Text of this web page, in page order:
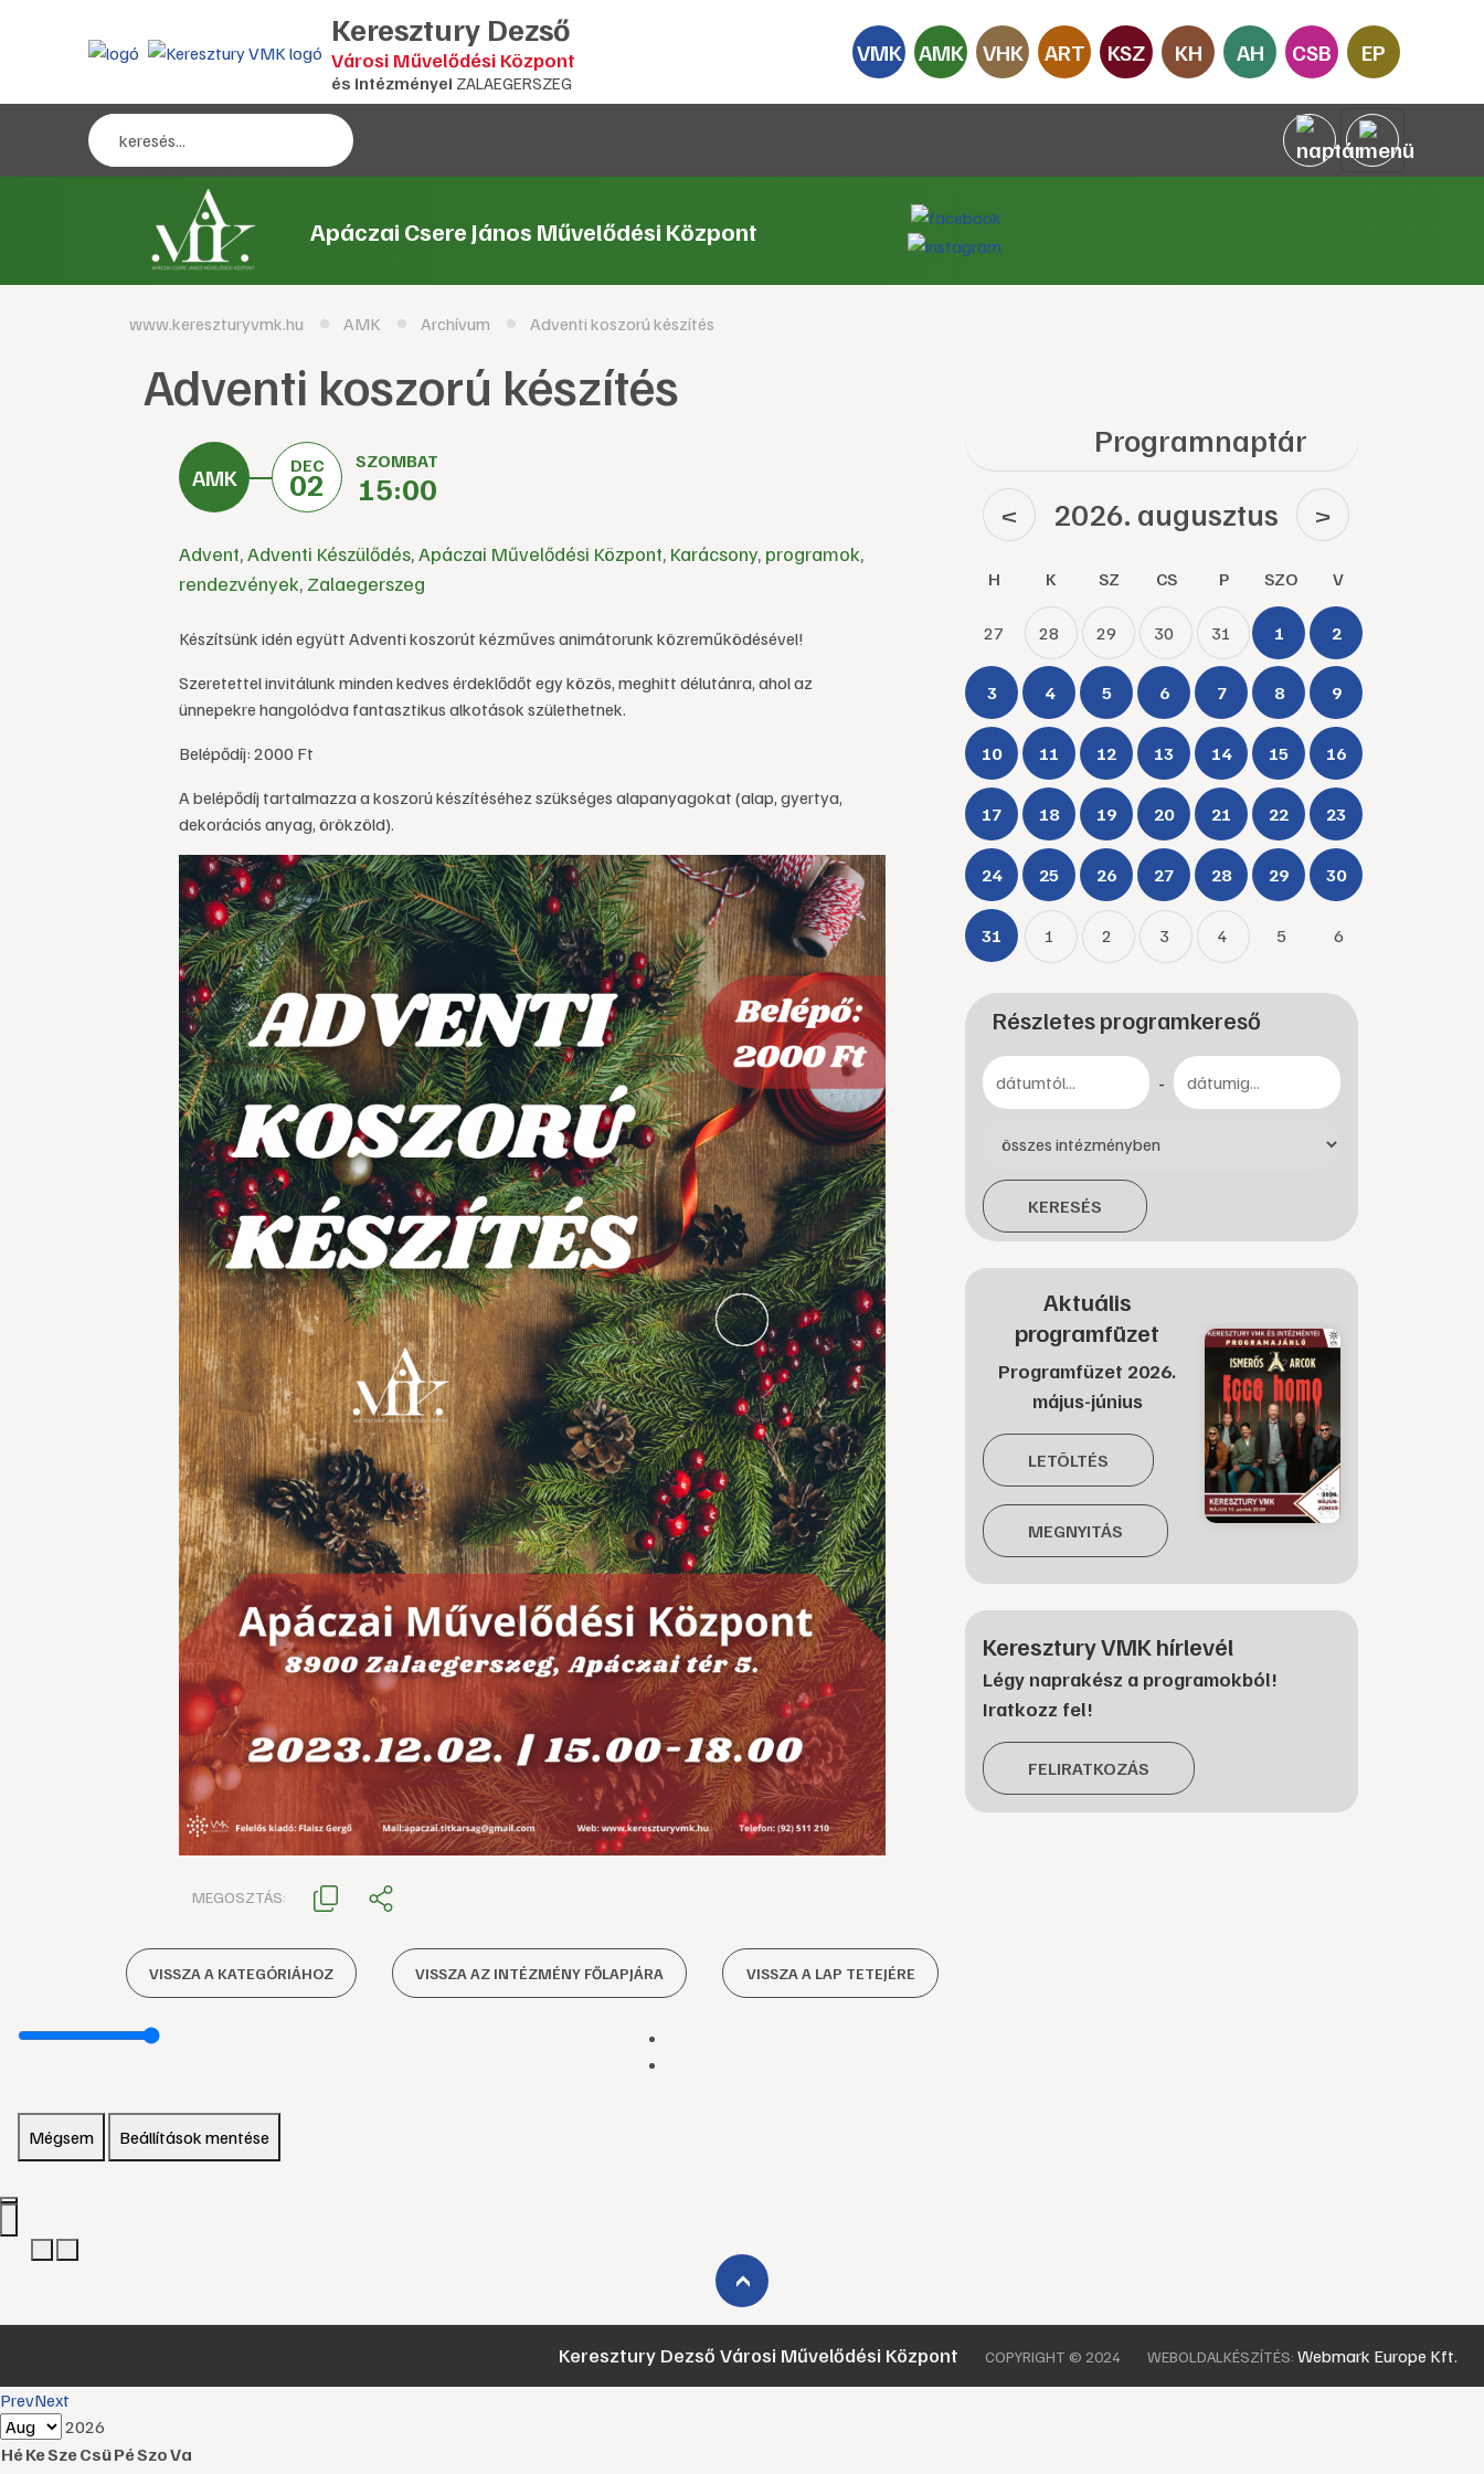
Keresztury Dezső
Városi Művelődési Központ
és intézményei ZALAEGERSZEG
VMK AMK VHK ART KSZ KH AH CSB EP
Apáczai Csere János Művelődési Központ
www.kereszturyvmk.hu AMK Archívum Adventi koszorú készítés
Adventi koszorú készítés
DEC
02
SZOMBAT
15:00
Advent,Adventi Készülődés,Apáczai Művelődési Központ, Karácsony, programok,
rendezvények, Zalaegerszeg
Készítsünk idén együtt Adventi koszorút kézműves animátorunk közreműködésével!
Szeretettel invitálunk minden kedves érdeklődőt egy közös, meghitt délutánra, ahol az
ünnepekre hangolódva fantasztikus alkotások születhetnek.
Belépődíj: 2000 Ft
A belépődíj tartalmazza a koszorú készítéséhez szükséges alapanyagokat (alap, gyertya,
dekorációs anyag, örökzöld).
MEGOSZTÁS:
VISSZA A KATEGÓRIÁHOZ VISSZA AZ INTÉZMÉNY FŐLAPJÁRA VISSZA A LAP TETEJÉRE
Programnaptár
< 2026. augusztus >
H K SZ CS P SZO V
27 28 29 30 31 1 2
3 4 5 6 7 8 9
10 11 12 13 14 15 16
17 18 19 20 21 22 23
24 25 26 27 28 29 30
31 1 2 3 4 5 6
Részletes programkereső
-
KERESÉS
Aktuális
programfüzet
Programfüzet 2026.
május-június
LETÖLTÉS
MEGNYITÁS
Keresztury VMK hírlevél
Légy naprakész a programokból!
Iratkozz fel!
FELIRATKOZÁS
Mégsem Beállítások mentése
›
Keresztury Dezső Városi Művelődési Központ COPYRIGHT © 2024 WEBOLDALKÉSZÍTÉS: Webmark Europe Kft.
PrevNext
2026
HéKeSzeCsüPéSzoVa